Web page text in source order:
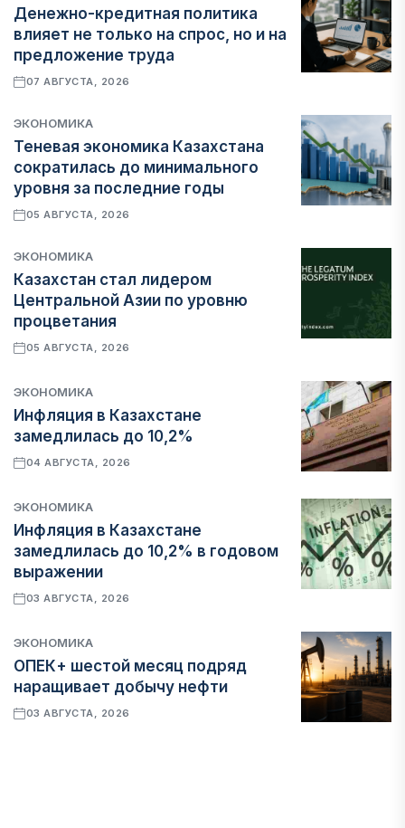
Денежно-кредитная политика
влияет не только на спрос, но и на
предложение труда
07 АВГУСТА, 2026
ЭКОНОМИКА
Теневая экономика Казахстана
сократилась до минимального
уровня за последние годы
05 АВГУСТА, 2026
ЭКОНОМИКА
Казахстан стал лидером
Центральной Азии по уровню
процветания
05 АВГУСТА, 2026
ЭКОНОМИКА
Инфляция в Казахстане
замедлилась до 10,2%
04 АВГУСТА, 2026
ЭКОНОМИКА
Инфляция в Казахстане
замедлилась до 10,2% в годовом
выражении
03 АВГУСТА, 2026
ЭКОНОМИКА
ОПЕК+ шестой месяц подряд
наращивает добычу нефти
03 АВГУСТА, 2026